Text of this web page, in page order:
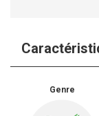
Genre